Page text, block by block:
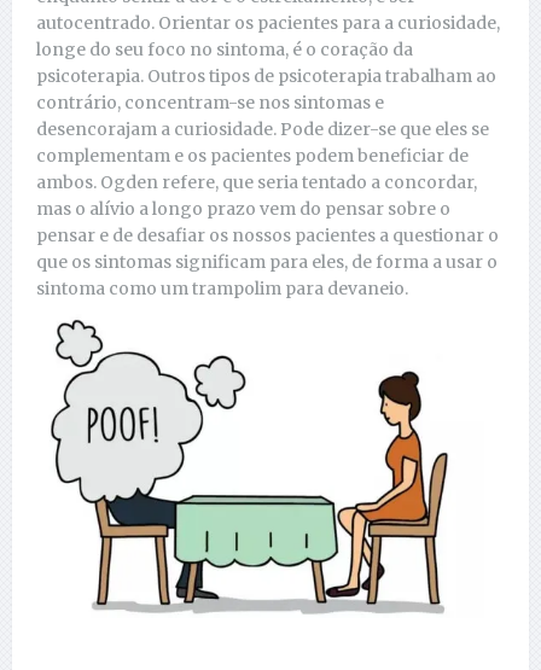
autocentrado. Orientar os pacientes para a curiosidade,
longe do seu foco no sintoma, é o coração da
psicoterapia. Outros tipos de psicoterapia trabalham ao
contrário, concentram-se nos sintomas e
desencorajam a curiosidade. Pode dizer-se que eles se
complementam e os pacientes podem beneficiar de
ambos. Ogden refere, que seria tentado a concordar,
mas o alívio a longo prazo vem do pensar sobre o
pensar e de desafiar os nossos pacientes a questionar o
que os sintomas significam para eles, de forma a usar o
sintoma como um trampolim para devaneio.